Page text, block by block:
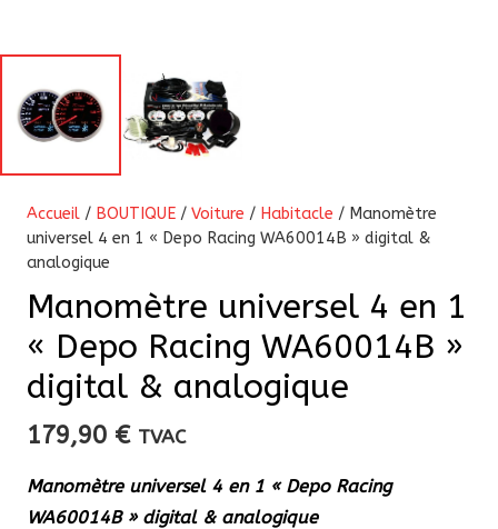
Accueil / BOUTIQUE / Voiture / Habitacle / Manomètre
universel 4 en 1 « Depo Racing WA60014B » digital &
analogique
Manomètre universel 4 en 1
« Depo Racing WA60014B »
digital & analogique
179,90 € TVAC
Manomètre universel 4 en 1 « Depo Racing
WA60014B » digital & analogique